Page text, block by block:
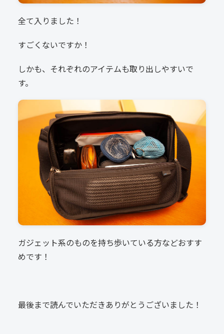
全て入りました！
すごくないですか！
しかも、それぞれのアイテムも取り出しやすいで
す。
ガジェット系のものを持ち歩いている方などおすす
めです！
最後まで読んでいただきありがとうございました！